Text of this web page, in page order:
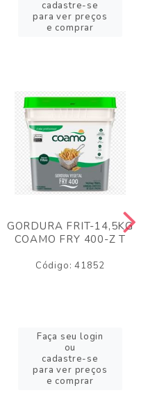
cadastre-se
para ver preços
e comprar
GORDURA FRIT-14,5KG
COAMO FRY 400-Z T
Código: 41852
Faça seu login
ou
cadastre-se
para ver preços
e comprar